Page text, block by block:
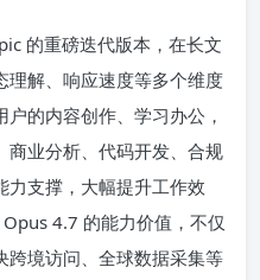
的重磅迭代版本，在长文
理解、响应速度等多个维度
的内容创作、学习办公，
商业分析、代码开发、合规
力支撑，大幅提升工作效
4.7 的能力价值，不仅
跨境访问、全球数据采集等